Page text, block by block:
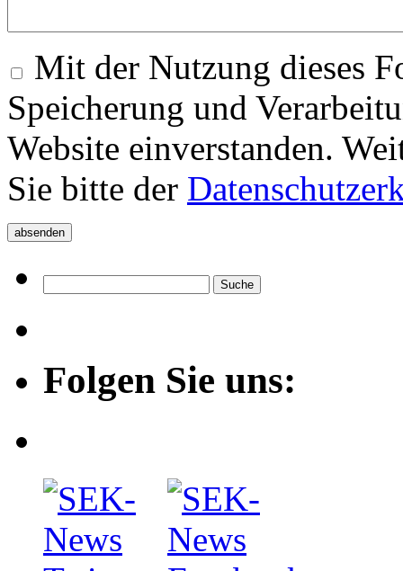
Mit der Nutzung dieses
Speicherung und
Website einverstanden.
Sie bitte der
Folgen Sie uns: